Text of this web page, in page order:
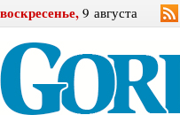
воскресенье, 9 августа